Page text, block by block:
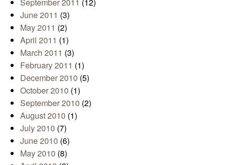
September 2011 (12)
June 2011 (3)
May 2011 (2)
April 2011 (1)
March 2011 (3)
February 2011 (1)
December 2010 (5)
October 2010 (1)
September 2010 (2)
August 2010 (1)
July 2010 (7)
June 2010 (6)
May 2010 (8)